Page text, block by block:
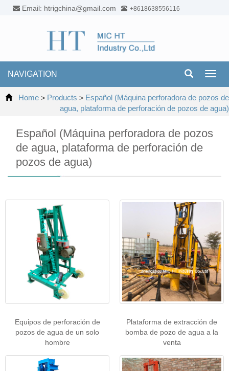
Email: htrigchina@gmail.com +8618638556116
NAVIGATION
Home > Products > Español (Máquina perforadora de pozos de
agua, plataforma de perforación de pozos de agua)
Español (Máquina perforadora de pozos
de agua, plataforma de perforación de
pozos de agua)
Equipos de perforación de
pozos de agua de un solo
hombre
Plataforma de extracción de
bomba de pozo de agua a la
venta